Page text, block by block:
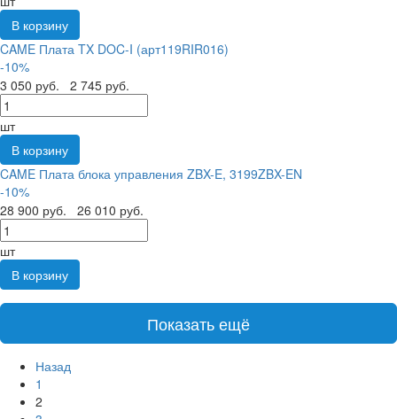
В корзину
CAME Плата TX DOC-I (арт119RIR016)
-10%
3 050 руб.
2 745 руб.
шт
В корзину
CAME Плата блока управления ZBX-E, 3199ZBX-EN
-10%
28 900 руб.
26 010 руб.
шт
В корзину
Показать ещё
Назад
1
2